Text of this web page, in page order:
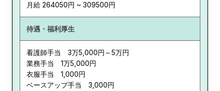
月給 264050円 ~ 309500円
待遇・福利厚生
看護師手当 3万5,000円～5万円
業務手当 1万5,000円
衣服手当 1,000円
ベースアップ手当 3,000円